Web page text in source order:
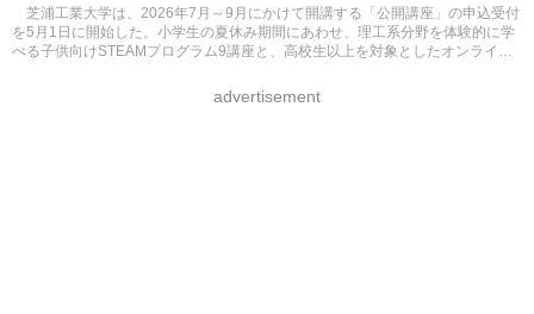
芝浦工業大学は、2026年7月～9月にかけて開講する「公開講座」の申込受付
を5月1日に開始した。小学生の夏休み期間にあわせ、理工系分野を体験的に学
べる子供向けSTEAMプログラム9講座と、高校生以上を対象としたオンライン
advertisement